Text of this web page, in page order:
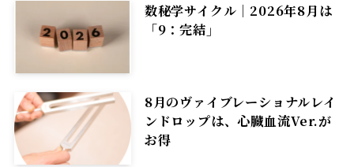
数秘学サイクル｜2026年8月は
「9：完結」
8月のヴァイブレーショナルレイ
ンドロップは、心臓血流Ver.が
お得